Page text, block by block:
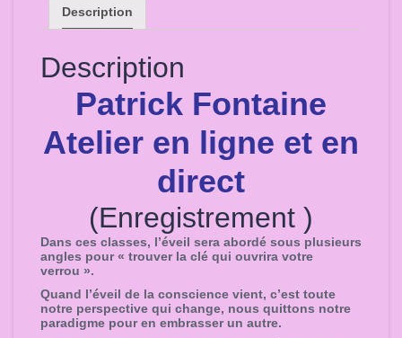
d'éveil
(N°1)
enregistrement
Description
Description
Patrick Fontaine
Atelier en ligne et en
direct
(Enregistrement )
Dans ces classes, l’éveil sera abordé sous plusieurs
angles pour « trouver la clé qui ouvrira votre
verrou ».
Quand l’éveil de la conscience vient, c’est toute
notre perspective qui change, nous quittons notre
paradigme pour en embrasser un autre.